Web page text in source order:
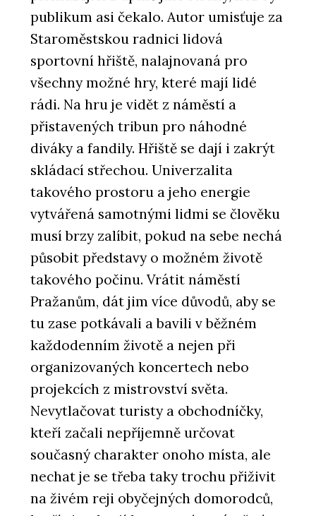
publikum asi čekalo. Autor umisťuje za
Staroměstskou radnici lidová
sportovní hřiště, nalajnovaná pro
všechny možné hry, které mají lidé
rádi. Na hru je vidět z náměstí a
přistavených tribun pro náhodné
diváky a fandily. Hřiště se dají i zakrýt
skládací střechou. Univerzalita
takového prostoru a jeho energie
vytvářená samotnými lidmi se člověku
musí brzy zalíbit, pokud na sebe nechá
působit představy o možném životě
takového počinu. Vrátit náměstí
Pražanům, dát jim více důvodů, aby se
tu zase potkávali a bavili v běžném
každodenním životě a nejen při
organizovaných koncertech nebo
projekcích z mistrovství světa.
Nevytlačovat turisty a obchodníčky,
kteří začali nepříjemně určovat
současný charakter onoho místa, ale
nechat je se třeba taky trochu přiživit
na živém reji obyčejných domorodců,